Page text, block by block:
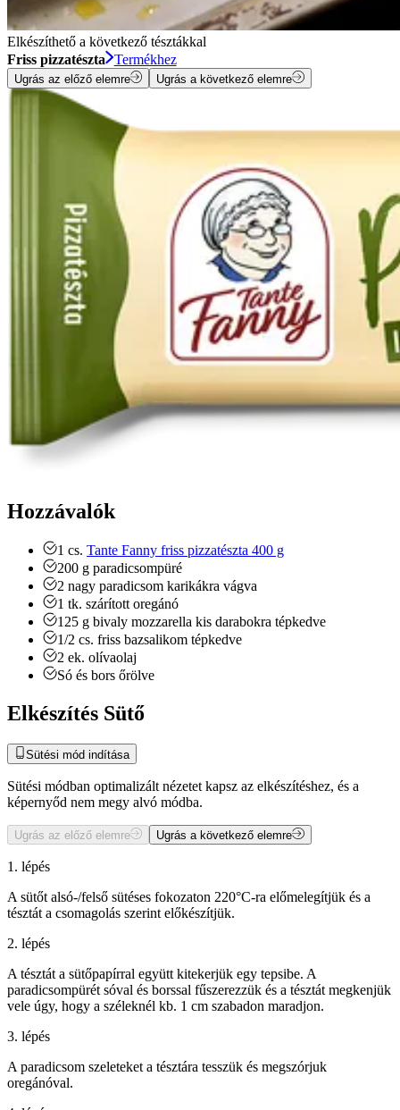
Elkészíthető a következő tésztákkal
Friss pizzatészta
Termékhez
Ugrás az előző elemre Ugrás a következő elemre
Hozzávalók
1 cs. Tante Fanny friss pizzatészta 400 g
200 g paradicsompüré
2 nagy paradicsom karikákra vágva
1 tk. szárított oregánó
125 g bivaly mozzarella kis darabokra tépkedve
1/2 cs. friss bazsalikom tépkedve
2 ek. olívaolaj
Só és bors őrölve
Elkészítés Sütő
Sütési mód indítása
Sütési módban optimalizált nézetet kapsz az elkészítéshez, és a
képernyőd nem megy alvó módba.
Ugrás az előző elemre Ugrás a következő elemre
1. lépés
A sütőt alsó-/felső sütéses fokozaton 220°C-ra előmelegítjük és a
tésztát a csomagolás szerint előkészítjük.
2. lépés
A tésztát a sütőpapírral együtt kitekerjük egy tepsibe. A
paradicsompürét sóval és borssal fűszerezzük és a tésztát megkenjük
vele úgy, hogy a széleknél kb. 1 cm szabadon maradjon.
3. lépés
A paradicsom szeleteket a tésztára tesszük és megszórjuk
oregánóval.